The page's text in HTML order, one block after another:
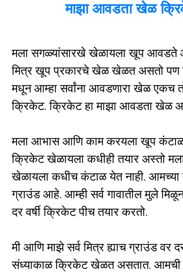
माझा आवडता खेळ
मला सगळ्यांसारखे खेळायला खूप आवडते
मित्र खूप प्रकारचे खेळ खेळत असतो पण
मधून आम्हा सर्वांना आवडणारा खेळ एकच
क्रिकेट. क्रिकेट हा माझा आवडता खेळ
मला आभास आणि काम करयला खूप कंटाळ
क्रिकेट खेळायला कधीही तयार अस्तो
खेळायला कधीच कंटाळ येत नाही. आमच्या
ग्राउंड आहे. आम्ही सर्व गावातील मुले
दर वर्षी क्रिकेट पीच तयार करतो.
मी आणि माझे सर्व मित्र ह्याच ग्राउंड वर
संध्याकाळ क्रिकेट खेळत असतात. आमची